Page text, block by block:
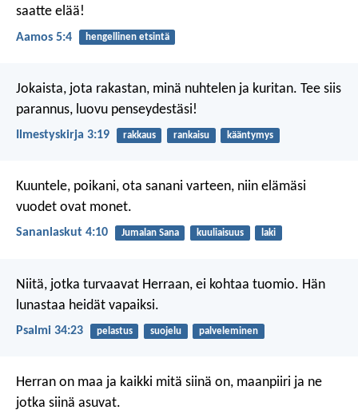
saatte elää!
Aamos 5:4 hengellinen etsintä
Jokaista, jota rakastan, minä nuhtelen ja kuritan. Tee siis
parannus, luovu penseydestäsi!
Ilmestyskirja 3:19 rakkaus rankaisu kääntymys
Kuuntele, poikani, ota sanani varteen, niin elämäsi
vuodet ovat monet.
Sananlaskut 4:10 Jumalan Sana kuuliaisuus laki
Niitä, jotka turvaavat Herraan, ei kohtaa tuomio. Hän
lunastaa heidät vapaiksi.
Psalmi 34:23 pelastus suojelu palveleminen
Herran on maa ja kaikki mitä siinä on, maanpiiri ja ne
jotka siinä asuvat.